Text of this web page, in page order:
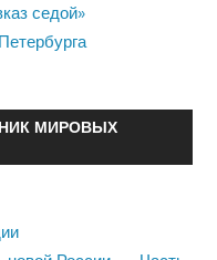
седой»
МИРОВЫХ